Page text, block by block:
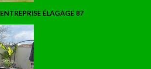
ENTREPRISE ÉLAGAGE 87